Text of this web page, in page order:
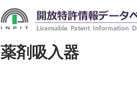
薬剤吸入器